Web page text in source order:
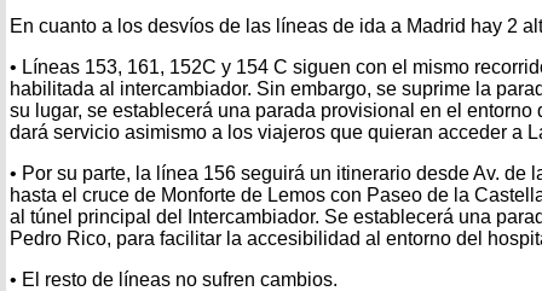
En cuanto a los desvíos de las líneas de ida a Madrid hay 2
• Líneas 153, 161, 152C y 154 C siguen con el mismo
habilitada al intercambiador. Sin embargo, se suprime la
su lugar, se establecerá una parada provisional en el entorno
dará servicio asimismo a los viajeros que quieran acceder a
• Por su parte, la línea 156 seguirá un itinerario desde Av. de
hasta el cruce de Monforte de Lemos con Paseo de la
al túnel principal del Intercambiador. Se establecerá una
Pedro Rico, para facilitar la accesibilidad al entorno del
• El resto de líneas no sufren cambios.